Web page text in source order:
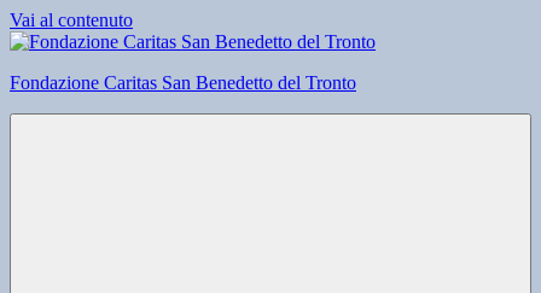
Vai al contenuto
Fondazione Caritas San Benedetto del Tronto